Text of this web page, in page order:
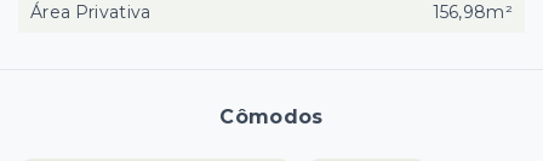
Cômodos
Área Privativa
156,98m²